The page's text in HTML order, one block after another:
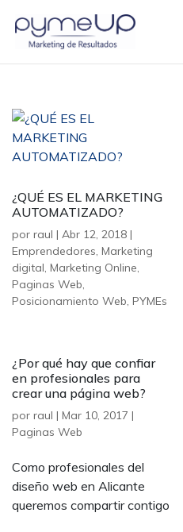
¿QUÉ ES EL MARKETING
AUTOMATIZADO?
por raul | Abr 12, 2018 |
Emprendedores, Marketing
digital, Marketing Online,
Paginas Web,
Posicionamiento Web, PYMEs
¿Por qué hay que confiar
en profesionales para
crear una página web?
por raul | Mar 10, 2017 |
Paginas Web
Como profesionales del
diseño web en Alicante
queremos compartir contigo